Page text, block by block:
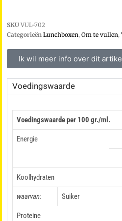
SKU VUL-702
Categorieën Lunchboxen, Om te vullen,
Ik wil meer info over dit
Voedingswaarde
Voedingswaarde per 100 gr./ml.
Energie
Koolhydraten
waarvan: Suiker
Proteine